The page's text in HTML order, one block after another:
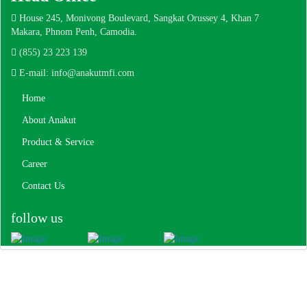
House 245, Monivong Boulevard, Sangkat Orussey 4, Khan 7
Makara, Phnom Penh, Camodia.
(855) 23 223 139
E-mail: info@anakutmfi.com
Home
About Anakut
Product & Service
Career
Contact Us
follow us